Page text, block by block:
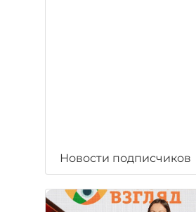
Новости подписчиков